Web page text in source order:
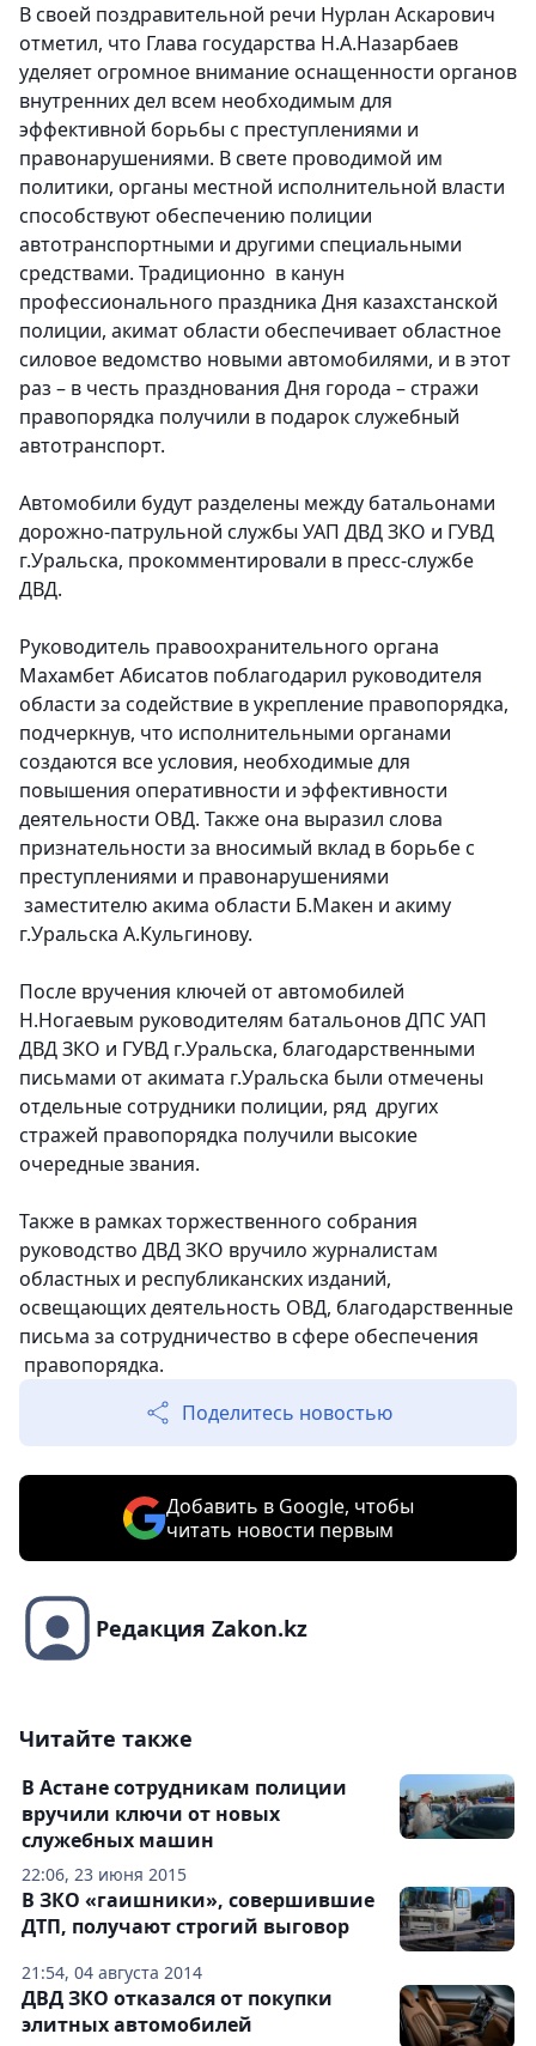
В своей поздравительной речи Нурлан Аскарович
отметил, что Глава государства Н.А.Назарбаев
уделяет огромное внимание оснащенности органов
внутренних дел всем необходимым для
эффективной борьбы с преступлениями и
правонарушениями. В свете проводимой им
политики, органы местной исполнительной власти
способствуют обеспечению полиции
автотранспортными и другими специальными
средствами. Традиционно в канун
профессионального праздника Дня казахстанской
полиции, акимат области обеспечивает областное
силовое ведомство новыми автомобилями, и в этот
раз – в честь празднования Дня города – стражи
правопорядка получили в подарок служебный
автотранспорт.
Автомобили будут разделены между батальонами
дорожно-патрульной службы УАП ДВД ЗКО и ГУВД
г.Уральска, прокомментировали в пресс-службе
ДВД.
Руководитель правоохранительного органа
Махамбет Абисатов поблагодарил руководителя
области за содействие в укрепление правопорядка,
подчеркнув, что исполнительными органами
создаются все условия, необходимые для
повышения оперативности и эффективности
деятельности ОВД. Также она выразил слова
признательности за вносимый вклад в борьбе с
преступлениями и правонарушениями
заместителю акима области Б.Макен и акиму
г.Уральска А.Кульгинову.
После вручения ключей от автомобилей
Н.Ногаевым руководителям батальонов ДПС УАП
ДВД ЗКО и ГУВД г.Уральска, благодарственными
письмами от акимата г.Уральска были отмечены
отдельные сотрудники полиции, ряд других
стражей правопорядка получили высокие
очередные звания.
Также в рамках торжественного собрания
руководство ДВД ЗКО вручило журналистам
областных и республиканских изданий,
освещающих деятельность ОВД, благодарственные
письма за сотрудничество в сфере обеспечения
правопорядка.
Поделитесь новостью
Добавить в Google, чтобы
читать новости первым
Редакция Zakon.kz
Читайте также
22:06, 23 июня 2015
В Астане сотрудникам полиции
вручили ключи от новых
служебных машин
21:54, 04 августа 2014
В ЗКО «гаишники», совершившие
ДТП, получают строгий выговор
ДВД ЗКО отказался от покупки
элитных автомобилей